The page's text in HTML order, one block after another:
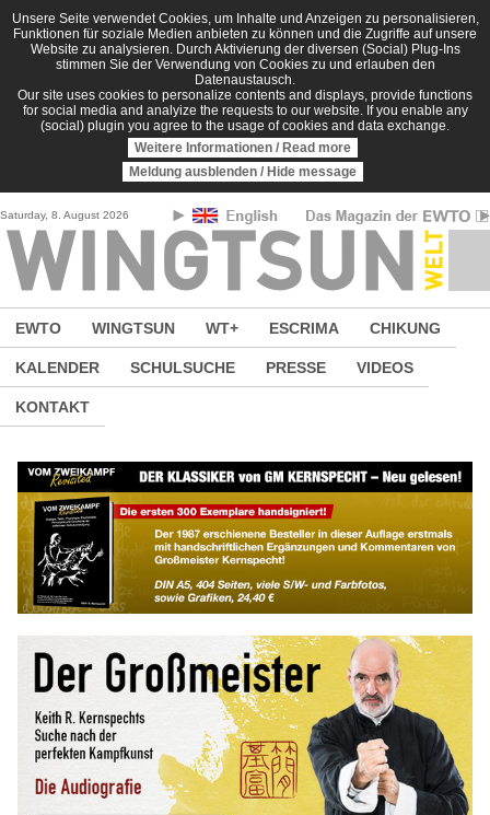
Direkt zum Inhalt
Unsere Seite verwendet Cookies, um Inhalte und Anzeigen zu personalisieren,
Funktionen für soziale Medien anbieten zu können und die Zugriffe auf unsere
Website zu analysieren. Durch Aktivierung der diversen (Social) Plug-Ins
stimmen Sie der Verwendung von Cookies zu und erlauben den
Datenaustausch.
Our site uses cookies to personalize contents and displays, provide functions
for social media and analyize the requests to our website. If you enable any
(social) plugin you agree to the usage of cookies and data exchange.
Weitere Informationen / Read more
Meldung ausblenden / Hide message
Saturday, 8. August 2026
EWTO WINGTSUN WT+ ESCRIMA CHIKUNG
KALENDER SCHULSUCHE PRESSE VIDEOS
KONTAKT